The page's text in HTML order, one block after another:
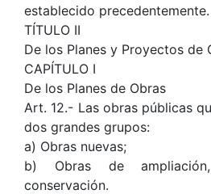
establecido precedentemente.
TÍTULO II
De los Planes y Proyectos de
CAPÍTULO I
De los Planes de Obras
Art. 12.- Las obras públicas
dos grandes grupos:
a) Obras nuevas;
b) Obras de
conservación.